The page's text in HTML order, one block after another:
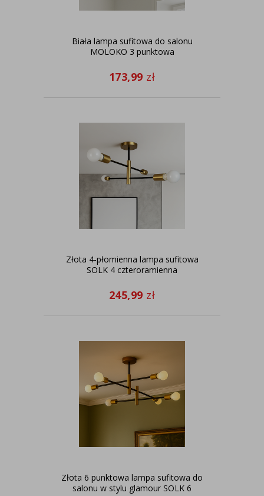
Biała lampa sufitowa do salonu
MOLOKO 3 punktowa
173,99 zł
Złota 4-płomienna lampa sufitowa
SOLK 4 czteroramienna
245,99 zł
Złota 6 punktowa lampa sufitowa do
salonu w stylu glamour SOLK 6